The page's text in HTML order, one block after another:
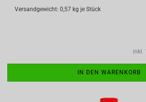
Versandgewicht: 0,57 kg je Stück
inkl.
IN DEN WARENKORB